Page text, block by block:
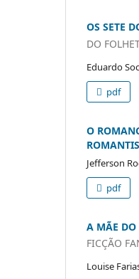
OS SETE
DO
Eduardo
pdf
O
Jefferson
pdf
A MÃE DO
FICÇÃO
Louise